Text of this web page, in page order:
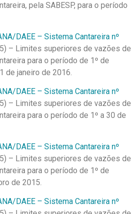
pela SABESP, para o período
DAEE – Sistema Cantareira nº
– Limites superiores de vazões de
para o período de 1º de
de janeiro de 2016.
DAEE – Sistema Cantareira nº
– Limites superiores de vazões de
para o período de 1º a 30 de
DAEE – Sistema Cantareira nº
– Limites superiores de vazões de
para o período de 1º de
de 2015.
DAEE – Sistema Cantareira nº